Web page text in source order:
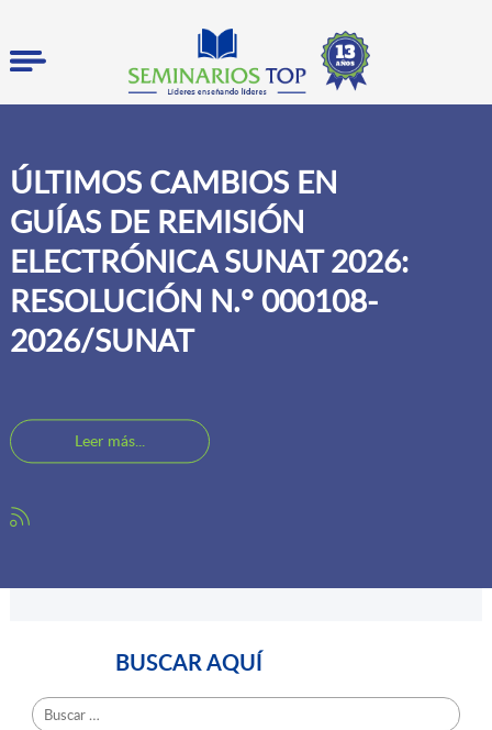
ÚLTIMOS CAMBIOS EN
GUÍAS DE REMISIÓN
ELECTRÓNICA SUNAT 2026:
RESOLUCIÓN N.° 000108-
2026/SUNAT
Leer más...
BUSCAR AQUÍ
Buscar: